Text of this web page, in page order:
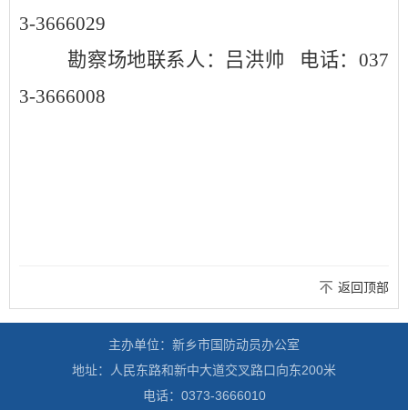
3-3666029
勘察场地联系人：吕洪帅
电话：037
3-3666008
返回顶部
主办单位：新乡市国防动员办公室
地址：人民东路和新中大道交叉路口向东200米
电话：0373-3666010